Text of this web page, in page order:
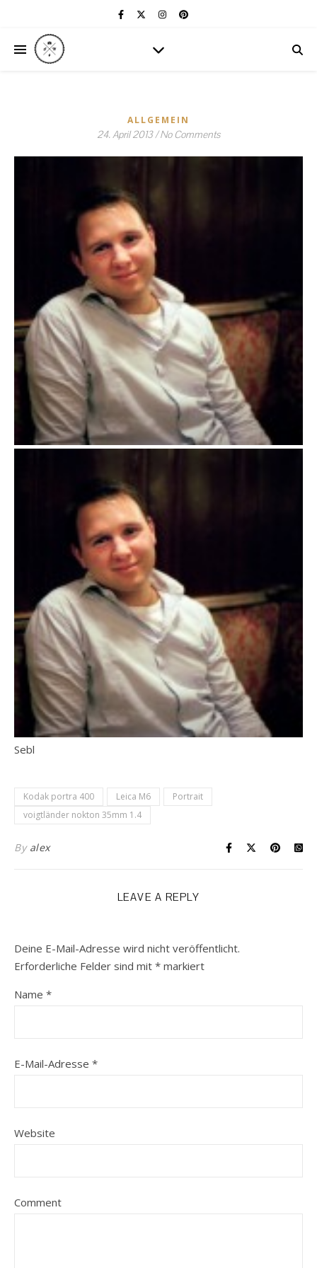
ALLGEMEIN
24. April 2013/ No Comments
Sebl
Kodak portra 400 Leica M6
Portrait
voigtländer nokton 35mm 1.4
By alex
LEAVE A REPLY
Deine E-Mail-Adresse wird nicht veröffentlicht.
Erforderliche Felder sind mit * markiert
Name *
E-Mail-Adresse *
Website
Comment